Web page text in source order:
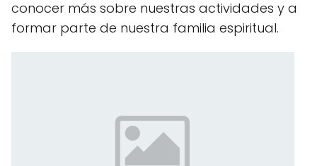
conocer más sobre nuestras actividades y a
formar parte de nuestra familia espiritual.